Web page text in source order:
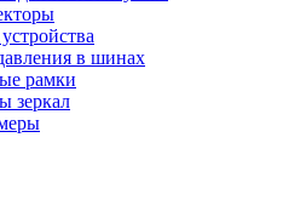
в шинах
рамки
зеркал